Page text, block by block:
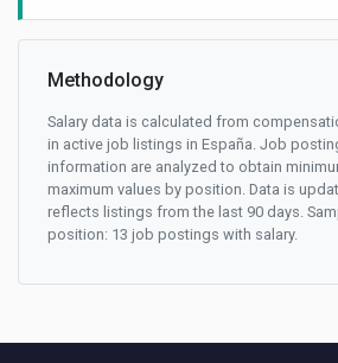
Methodology
Salary data is calculated from
in active job listings in España. Job
information are analyzed to obtain
maximum values by position. Data is
reflects listings from the last 90 days.
position: 13 job postings with salary.